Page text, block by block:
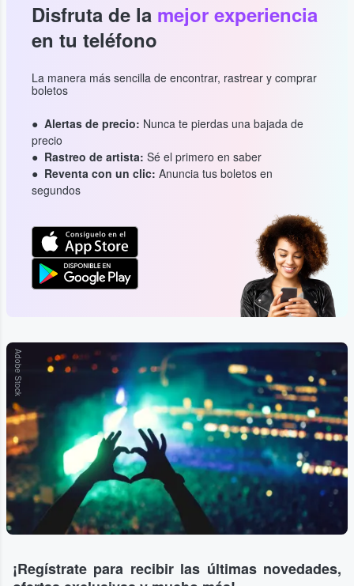
Disfruta de la mejor experiencia
en tu teléfono
La manera más sencilla de encontrar, rastrear y comprar
boletos
Alertas de precio: Nunca te pierdas una bajada de
precio
Rastreo de artista: Sé el primero en saber
Reventa con un clic: Anuncia tus boletos en
segundos
Adobe Stock
¡Regístrate para recibir las últimas novedades,